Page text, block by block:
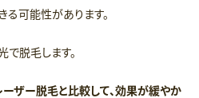
る可能性があります。
で脱毛します。
ザー脱毛と比較して、効果が緩やか